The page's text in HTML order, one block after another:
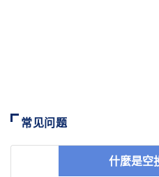
常见问题
什麼是